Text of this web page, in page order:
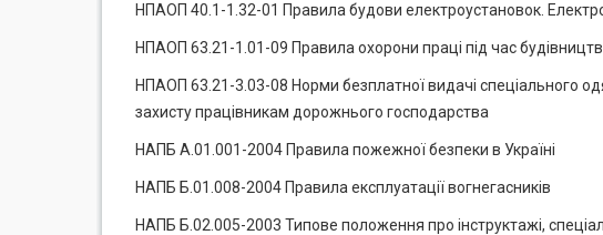
НПАОП 40.1-1.32-01 Правила будови електроустановок.
НПАОП 63.21-1.01-09 Правила охорони праці під час
НПАОП 63.21-3.03-08 Норми безплатної видачі спеціального
захисту працівникам дорожнього господарства
НАПБ А.01.001-2004 Правила пожежної безпеки в Україні
НАПБ Б.01.008-2004 Правила експлуатації вогнегасників
НАПБ Б.02.005-2003 Типове положення про інструктажі,